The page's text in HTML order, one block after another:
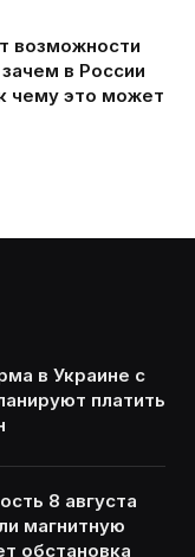
возможности
в России
чему это может
в Украине с
платить
8 августа
магнитную
обстановка